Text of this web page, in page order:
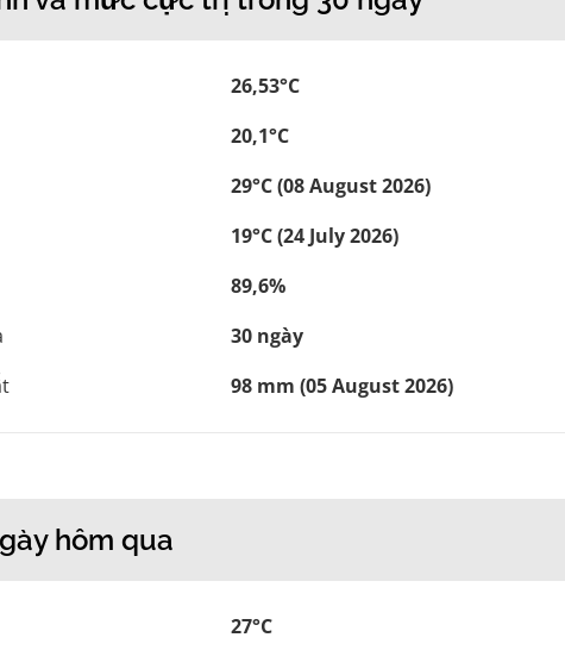
26,53°C
20,1°C
29°C (08 August 2026)
19°C (24 July 2026)
89,6%
30 ngày
98 mm (05 August 2026)
hôm qua
27°C